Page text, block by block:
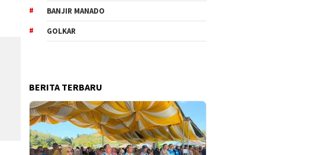
BANJIR MANADO
GOLKAR
BERITA TERBARU